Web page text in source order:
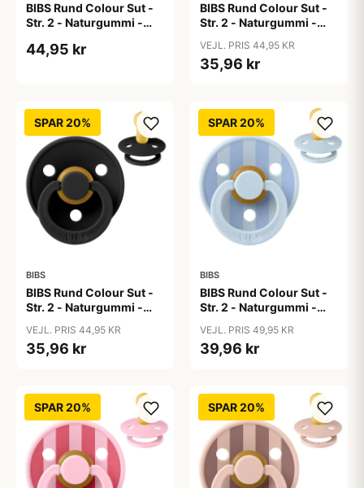
BIBS Rund Colour Sut -
Str. 2 - Naturgummi -
44,95 kr
BIBS Rund Colour Sut -
Str. 2 - Naturgummi -
VEJL. PRIS 44,95 KR
35,96 kr
SPAR 20%
BIBS
BIBS Rund Colour Sut -
Str. 2 - Naturgummi -
VEJL. PRIS 44,95 KR
35,96 kr
SPAR 20%
BIBS
BIBS Rund Colour Sut -
Str. 2 - Naturgummi -
Blue/Dusty Blue
VEJL. PRIS 49,95 KR
39,96 kr
SPAR 20% SPAR 20%